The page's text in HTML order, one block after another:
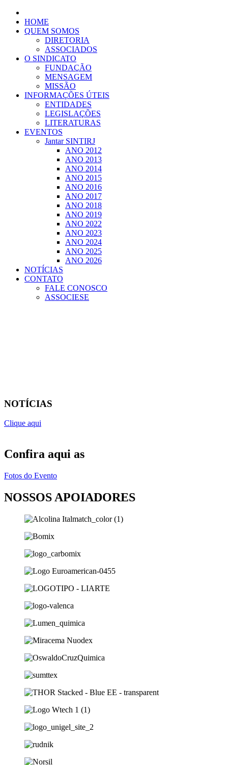
HOME
QUEM SOMOS
DIRETORIA
ASSOCIADOS
O SINDICATO
FUNDAÇÃO
MENSAGEM
MISSÃO
INFORMAÇÕES ÚTEIS
ENTIDADES
LEGISLAÇÕES
LITERATURAS
EVENTOS
Jantar SINTIRJ
ANO 2012
ANO 2013
ANO 2014
ANO 2015
ANO 2016
ANO 2017
ANO 2018
ANO 2019
ANO 2022
ANO 2023
ANO 2024
ANO 2025
ANO 2026
NOTÍCIAS
CONTATO
FALE CONOSCO
ASSOCIESE
NOTÍCIAS
Clique aqui
Confira aqui as
Fotos do Evento
NOSSOS APOIADORES